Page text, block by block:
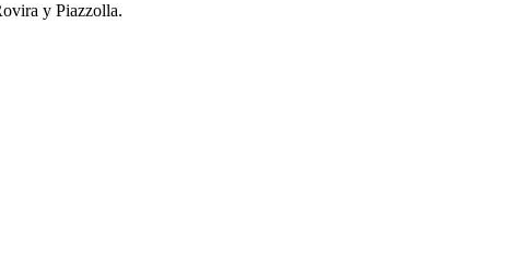
y Piazzolla.